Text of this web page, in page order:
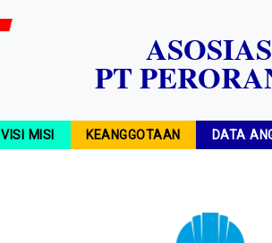
PT
VISI MISI KEANGGOTAAN DATA